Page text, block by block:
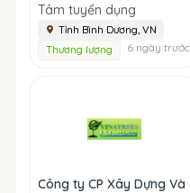
Tâm tuyển dụng
Tỉnh Bình Dương, VN
Thương lượng
6 ngày trước
Công ty CP Xây Dựng Và